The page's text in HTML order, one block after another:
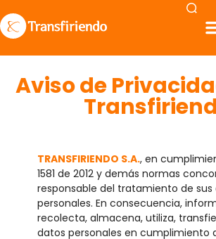
Aviso de
TRANSFIRIENDO S.A., en
1581 de 2012 y demás normas
responsable del tratamiento de sus
personales. En consecuencia,
recolecta, almacena, utiliza,
datos personales en cumplimiento